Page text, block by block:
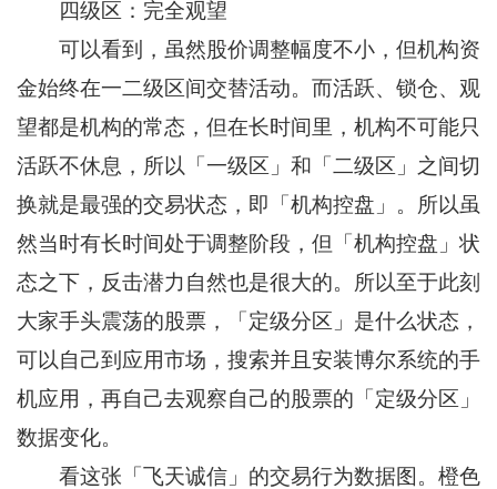
四级区：完全观望
可以看到，虽然股价调整幅度不小，但机构资
金始终在一二级区间交替活动。而活跃、锁仓、观
望都是机构的常态，但在长时间里，机构不可能只
活跃不休息，所以「一级区」和「二级区」之间切
换就是最强的交易状态，即「机构控盘」。所以虽
然当时有长时间处于调整阶段，但「机构控盘」状
态之下，反击潜力自然也是很大的。所以至于此刻
大家手头震荡的股票，「定级分区」是什么状态，
可以自己到应用市场，搜索并且安装博尔系统的手
机应用，再自己去观察自己的股票的「定级分区」
数据变化。
看这张「飞天诚信」的交易行为数据图。橙色